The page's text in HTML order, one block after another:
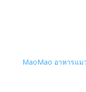
MaoMao อาหารแม